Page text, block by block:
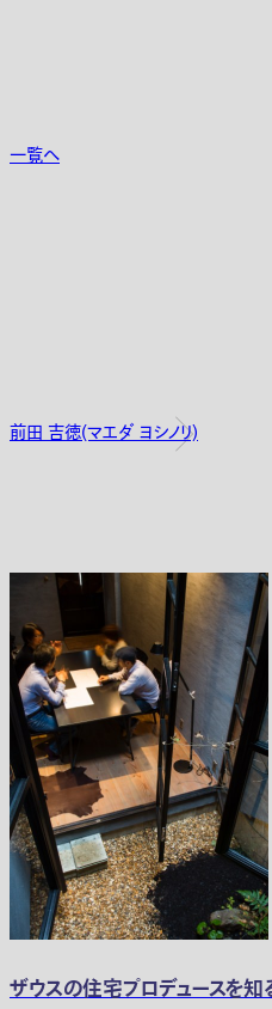
一覧へ
前田 吉徳(マエダ ヨシノリ)
ザウスの住宅プロデュースを知